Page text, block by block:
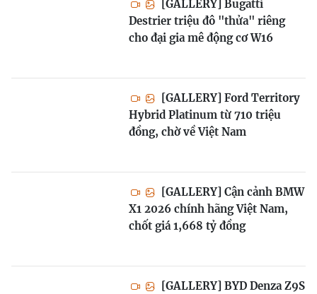
[GALLERY] Bugatti
Destrier triệu đô "thửa" riêng
cho đại gia mê động cơ W16
[GALLERY] Ford Territory
Hybrid Platinum từ 710 triệu
đồng, chờ về Việt Nam
[GALLERY] Cận cảnh BMW
X1 2026 chính hãng Việt Nam,
chốt giá 1,668 tỷ đồng
[GALLERY] BYD Denza Z9S